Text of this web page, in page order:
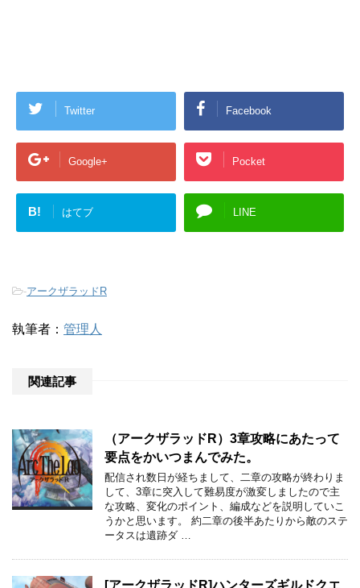
Twitter Facebook
Google+ Pocket
B! はてブ LINE
-アークザラッドR
執筆者： 管理人
関連記事
（アークザラッドR）3章攻略にあたって
要点をかいつまんでみた。
配信され数日が経ちまして、二章の攻略が終わりま
して、3章に突入して難易度が激変しましたので主
な攻略、変化のポイント、編成などを説明していこ
うかと思います。 約二章の後半あたりから敵のステ
ータスは遺跡ダ …
[アークザラッドR]ハンターズギルドクエ